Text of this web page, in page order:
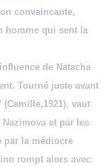
convaincante,
homme qui sent la
de Natacha
Tourné juste avant
(Camille,1921), vaut
et par les
par la médiocre
rompt alors avec